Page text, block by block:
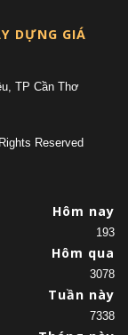
DỰNG GIÁ
TP Cần Thơ
Reserved
Hôm nay
193
Hôm qua
3078
Tuần này
7338